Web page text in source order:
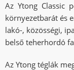
Az Ytong Classic
környezetbarát és
lakó-, közösségi,
belső teherhordó
Az Ytong téglák